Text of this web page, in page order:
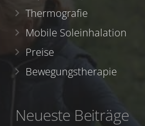
Thermografie
Mobile Soleinhalation
Preise
Bewegungstherapie
Neueste Beiträge